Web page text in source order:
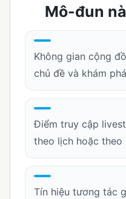
Mô-đun
Không gian cộng
chủ đề và khám
Điểm truy cập
theo lịch hoặc theo
Tín hiệu tương tác